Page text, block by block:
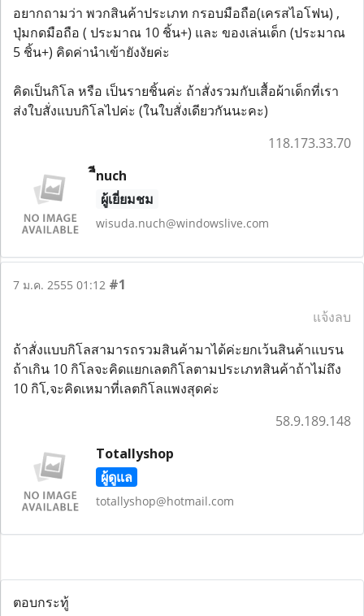
อยากถามว่า พวกสินค้าประเภท กรอบมือถือ(เครสไอโฟน) ,
ปุ่มกดมือถือ ( ประมาณ 10 ชิ้น+) และ ของเล่นเด็ก (ประมาณ
5 ชิ้น+) คิดค่านำเข้ายังงัยค่ะ
คิดเป็นกิโล หรือ เป็นรายชิ้นค่ะ ถ้าสั่งรวมกับเสื้อผ้าเด็กที่เรา
ส่งใบสั่งแบบกิโลไปค่ะ (ในใบสั่งเดียวกันนะคะ)
118.173.33.70
ืีnuch
ผู้เยี่ยมชม
wisuda.nuch@windowslive.com
7 ม.ค. 2555 01:12 #1
แจ้งลบ
ถ้าสั่งแบบกิโลสามารถรวมสินค้ามาได้ค่ะยกเว้นสินค้าแบรน
ถ้าเกิน 10 กิโลจะคิดแยกเลตกิโลตามประเภทสินค้าถ้าไม่ถึง
10 กิโ,จะคิดเหมาที่เลตกิโลแพงสุดค่ะ
58.9.189.148
Totallyshop
ผู้ดูแล
totallyshop@hotmail.com
ตอบกระทู้